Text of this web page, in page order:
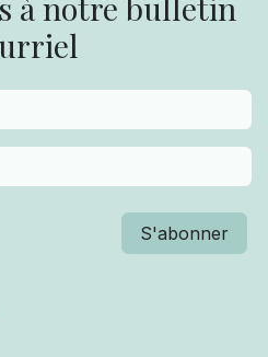
S'abonner